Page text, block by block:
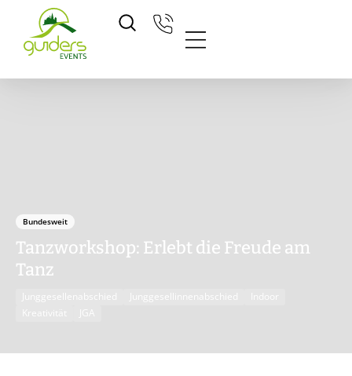
springen
Bundesweit
Tanzworkshop: Erlebt die Freude am
Tanz
Junggesellenabschied Junggesellinnenabschied
Indoor
Kreativität
JGA